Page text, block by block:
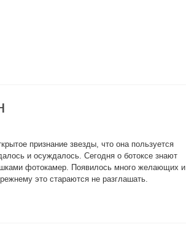
признание звезды, что она пользуется
и осуждалось. Сегодня о ботоксе знают
фотокамер. Появилось много желающих и
это стараются не разглашать.